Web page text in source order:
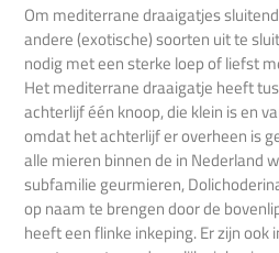
Om mediterrane draaigatjes
andere (exotische) soorten uit te
nodig met een sterke loep of liefst
Het mediterrane draaigatje heeft
achterlijf één knoop, die klein is en
omdat het achterlijf er overheen is
alle mieren binnen de in Nederland
subfamilie geurmieren,
op naam te brengen door de
heeft een flinke inkeping. Er zijn ook